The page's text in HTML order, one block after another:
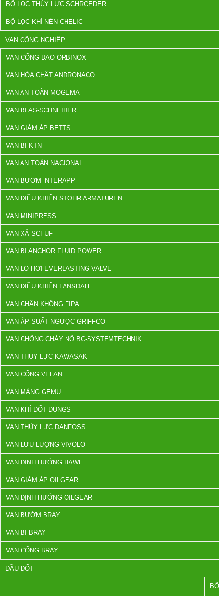
BỘ LỌC THỦY LỰC SCHROEDER
BỘ LỌC KHÍ NÉN CHELIC
VAN CÔNG NGHIỆP
VAN CỔNG DAO ORBINOX
VAN HÓA CHẤT ANDRONACO
VAN AN TOÀN MOGEMA
VAN BI AS-SCHNEIDER
VAN GIẢM ÁP BETTS
VAN BI KTN
VAN AN TOÀN NACIONAL
VAN BƯỚM INTERAPP
VAN ĐIỀU KHIỂN STOHR ARMATUREN
VAN MINIPRESS
VAN XẢ SCHUF
VAN BI ANCHOR FLUID POWER
VAN LÒ HƠI EVERLASTING VALVE
VAN ĐIỀU KHIỂN LANSDALE
VAN CHÂN KHÔNG FIPA
VAN ÁP SUẤT NGƯỢC GRIFFCO
VAN CHỐNG CHÁY NỔ BC-SYSTEMTECHNIK
VAN THỦY LỰC KAWASAKI
VAN CỔNG VELAN
VAN MÀNG GEMU
VAN KHÍ ĐỐT DUNGS
VAN THỦY LỰC DANFOSS
VAN LƯU LƯỢNG VIVOLO
VAN ĐỊNH HƯỚNG HAWE
VAN GIẢM ÁP OILGEAR
VAN ĐỊNH HƯỚNG OILGEAR
VAN BƯỚM BRAY
VAN BI BRAY
VAN CỔNG BRAY
ĐẦU ĐỐT